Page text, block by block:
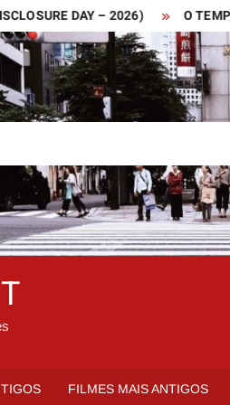
DAY – 2026) O TEMPERO
FILMES MAIS ANTIGOS